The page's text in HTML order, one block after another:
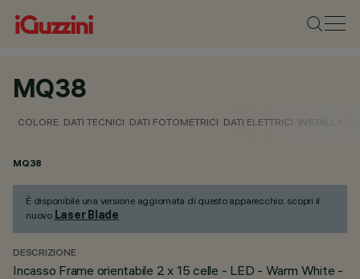
MQ38
COLORE DATI TECNICI DATI FOTOMETRICI DATI ELETTRICI
MQ38
È disponibile una versione aggiornata di questo apparecchio: scopri il
nuovo Laser Blade.
DESCRIZIONE
Incasso Frame orientabile 2 x 15 celle - LED - Warm White -